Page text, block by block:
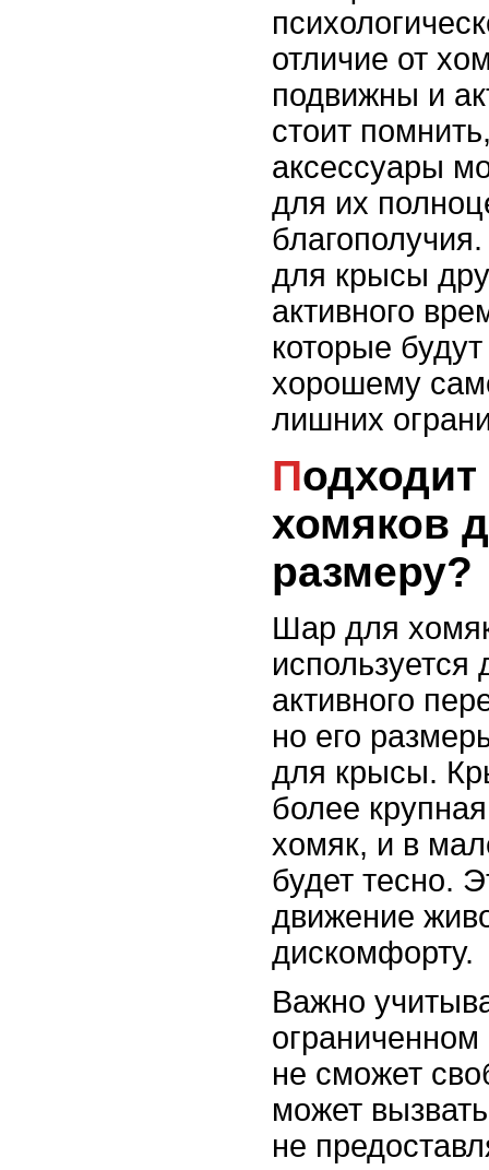
отличие от
подвижны и
стоит
аксессуары
для их
для крысы
активного
которые
хорошему
лишних
Подходит ли шар для
хомяков
размеру?
Шар для
используется
активного
но его
для крысы.
более
хомяк, и в
будет тесно.
движение
дискомфорту.
Важно
ограниченном
не сможет
может
не